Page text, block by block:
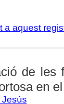
a aquest
de les
en
Jesús